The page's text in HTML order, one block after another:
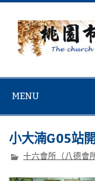
Skip
content
MENU
小大湳G05站
十六會所（八德會